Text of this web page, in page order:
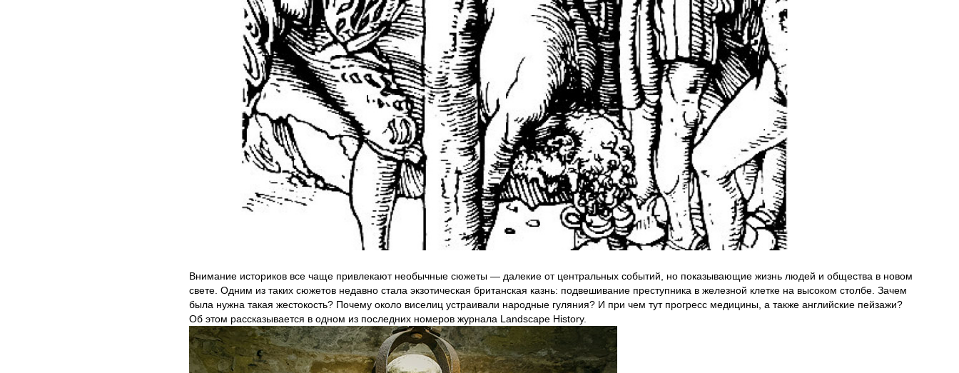
Внимание историков все чаще привлекают необычные сюжеты — далекие от центральных событий, но показывающие жизнь людей и общества в новом
свете. Одним из таких сюжетов недавно стала экзотическая британская казнь: подвешивание преступника в железной клетке на высоком столбе. Зачем
была нужна такая жестокость? Почему около виселиц устраивали народные гуляния? И при чем тут прогресс медицины, а также английские пейзажи?
Об этом рассказывается в одном из последних номеров журнала Landscape History.